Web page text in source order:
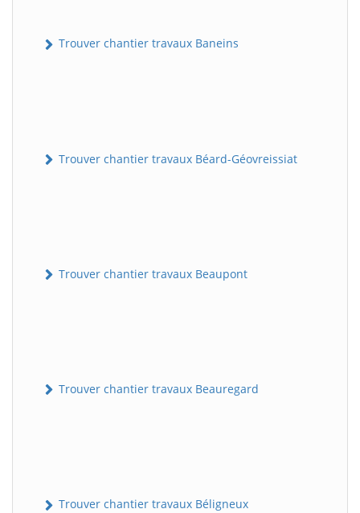
Trouver chantier travaux Baneins
Trouver chantier travaux Béard-Géovreissiat
Trouver chantier travaux Beaupont
Trouver chantier travaux Beauregard
Trouver chantier travaux Béligneux